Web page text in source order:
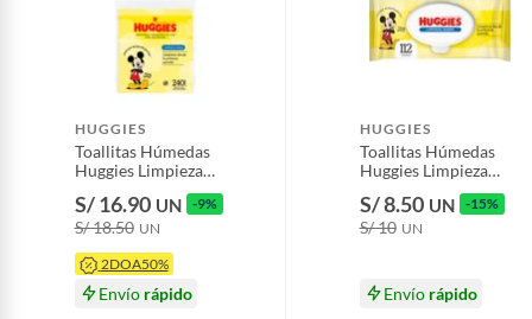
HUGGIES
Toallitas Húmedas
Huggies Limpieza
Diaria Empaque 240
Und
S/ 16.90 UN -9%
S/ 18.50 UN
2DOA50%
Envío rápido
HUGGIES
Toallitas Húmedas
Huggies Limpieza
Diaria Empaque 112
Und
S/ 8.50 UN -15%
S/ 10 UN
Envío rápido